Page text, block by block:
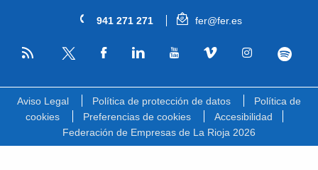
941 271 271 fer@fer.es
RSS
Aviso Legal Política de protección de datos
Política de
cookies
Preferencias de cookies
Accesibilidad
Federación de Empresas de La Rioja 2026